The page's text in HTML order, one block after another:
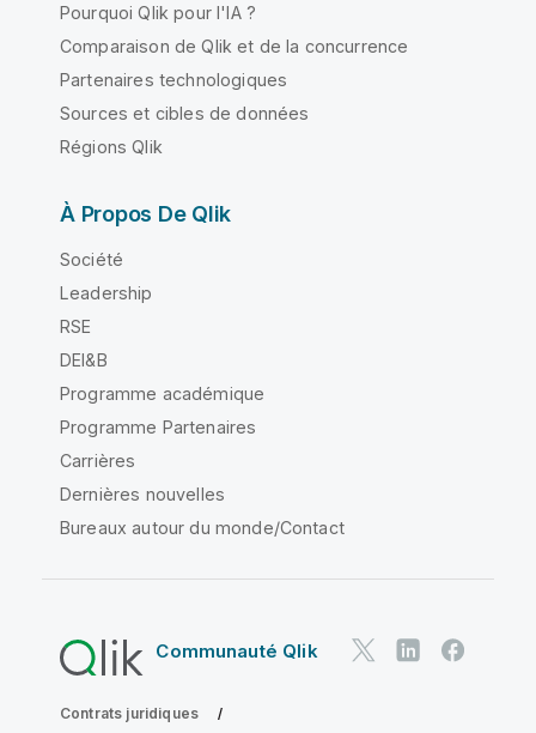
Pourquoi Qlik pour l'IA ?
Comparaison de Qlik et de la concurrence
Partenaires technologiques
Sources et cibles de données
Régions Qlik
À Propos De Qlik
Société
Leadership
RSE
DEI&B
Programme académique
Programme Partenaires
Carrières
Dernières nouvelles
Bureaux autour du monde/Contact
Communauté Qlik
Contrats juridiques